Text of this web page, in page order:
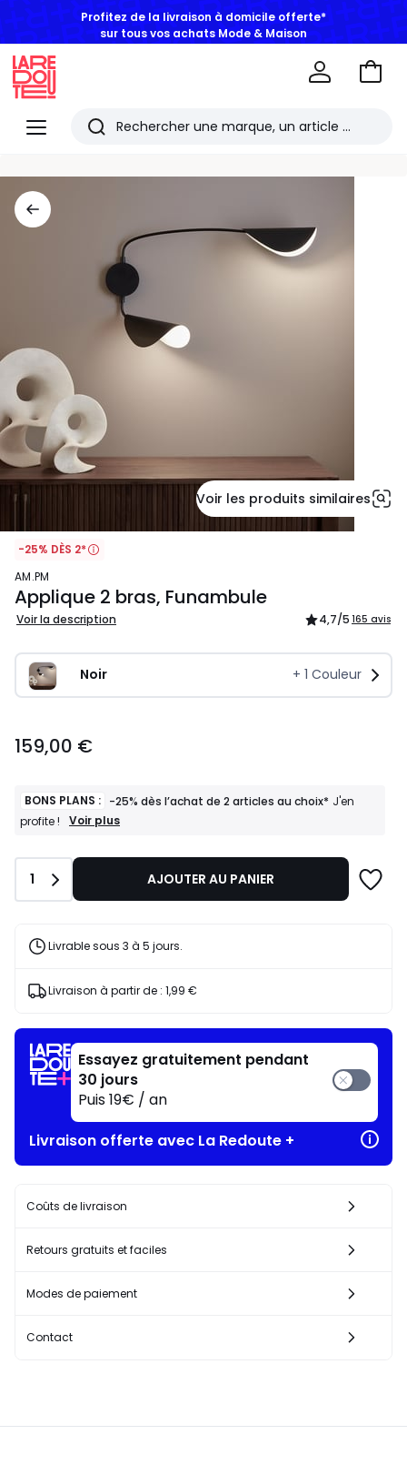
Profitez de la livraison à domicile offerte*
sur tous vos achats Mode & Maison
Menu
Redoute
Rechercher
consultés
Aller
Voir les produits similaires
-25% DÈS 2*
AM.PM
Applique 2 bras, Funambule
Voir la description 4,7/5 165 avis
Noir + 1 Couleur
€.
159,00 €
BONS PLANS : -25% dès l’achat de 2 articles au choix* J'en
profite !
BONS
-25%
l’achat
articles
J'en
Voir plus
Quantité
1 AJOUTER AU PANIER
Livrable sous 3 à 5 jours.
Livraison à partir de : 1,99 €
Essayez gratuitement pendant
30 jours
Puis 19€ / an
Livraison offerte avec La Redoute +
Coûts de livraison
Retours gratuits et faciles
Modes de paiement
Contact